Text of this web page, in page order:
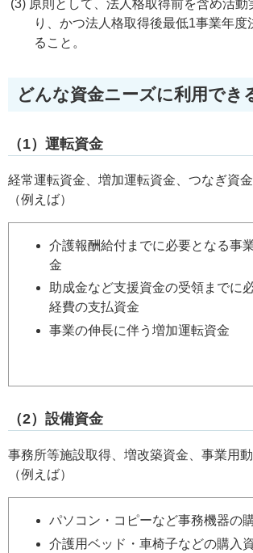
原則として、法人格取得前を含め活動
り、かつ法人格取得後最低1事業年度
ること。
どんな資金ニーズに利用でき
（1）運転資金
経常運転資金、増加運転資金、つなぎ資
（例えば）
介護報酬給付までに必要となる事
金
助成金など支援資金の受領までに
経費の支払資金
事業の伸長に伴う増加運転資金
（2）設備資金
事務所等施設取得、増改築資金、事業用
（例えば）
パソコン・コピーなど事務機器の
介護用ベッド・車椅子などの購入